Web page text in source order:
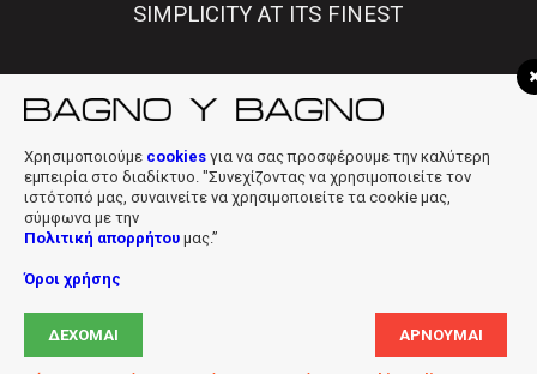
SIMPLICITY AT ITS FINEST
f | in | info@bagnobagno.gr
Ltd
Χρησιμοποιούμε cookies για να σας προσφέρουμε την καλύτερη
εμπειρία στο διαδίκτυο. "Συνεχίζοντας να χρησιμοποιείτε τον
ιστότοπό μας, συναινείτε να χρησιμοποιείτε τα cookie μας,
σύμφωνα με την
Πολιτική απορρήτου μας.”
Όροι χρήσης
ΔΈΧΟΜΑΙ ΑΡΝΟΎΜΑΙ